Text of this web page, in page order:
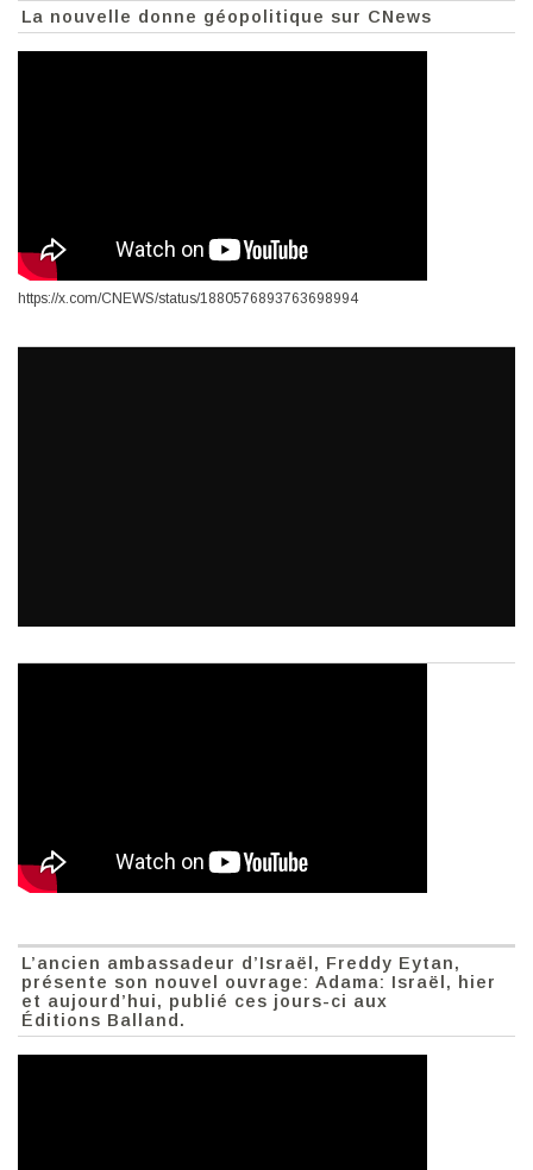
La nouvelle donne géopolitique sur CNews
https://x.com/CNEWS/status/1880576893763698994
L’ancien ambassadeur d’Israël, Freddy Eytan,
présente son nouvel ouvrage: Adama: Israël, hier
et aujourd’hui, publié ces jours-ci aux
Éditions Balland.